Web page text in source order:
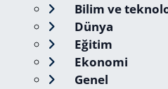
Bilim ve
Dünya
Eğitim
Ekonomi
Genel